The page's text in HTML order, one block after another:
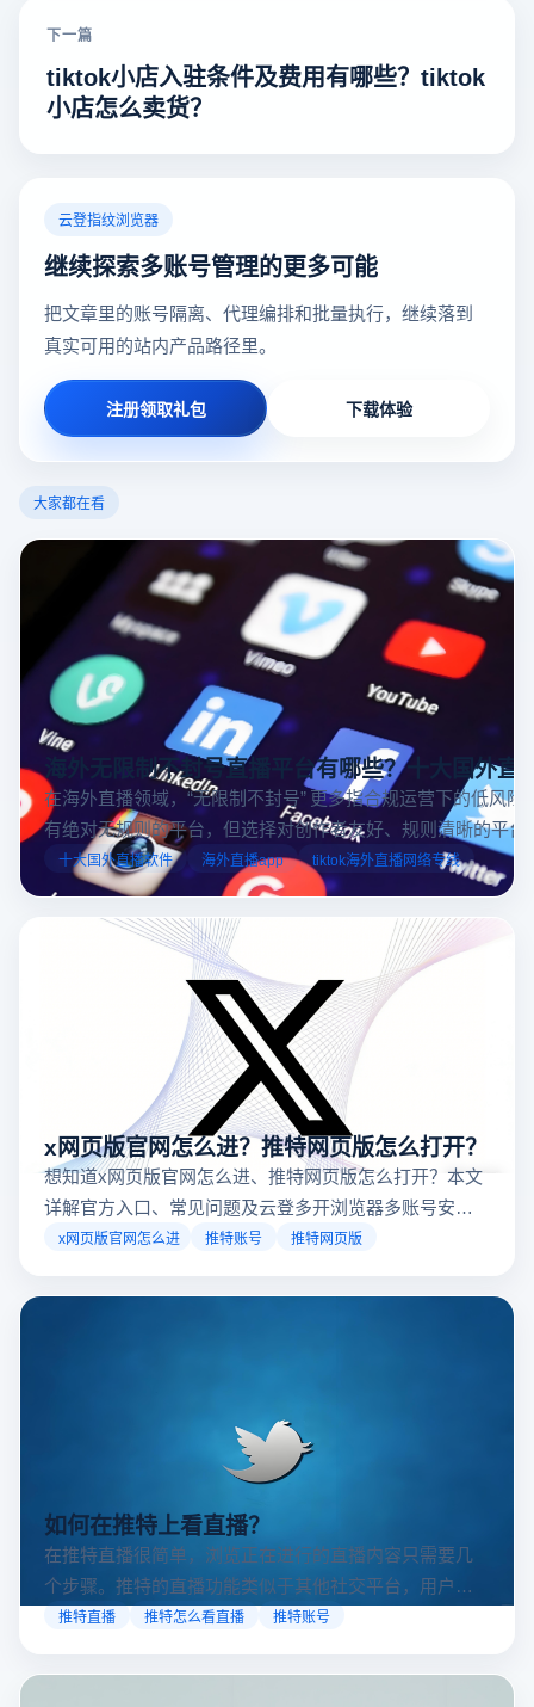
下一篇
tiktok小店入驻条件及费用有哪些？tiktok
小店怎么卖货？
云登指纹浏览器
继续探索多账号管理的更多可能
把文章里的账号隔离、代理编排和批量执行，继续落到
真实可用的站内产品路径里。
注册领取礼包 下载体验
大家都在看
海外无限制不封号直播平台有哪些？十大国外直
在海外直播领域，“无限制不封号” 更多指合规运营下的低风
有绝对无规则的平台，但选择对创作者友好、规则清晰的平台
业工具规避风险，能显著降低封号概率。以下推荐十大国外
台，并结合云登多开浏览器的功能，详解如何安全高效运营。
十大国外直播软件 海外直播app tiktok海外直播网络专线
x网页版官网怎么进？推特网页版怎么打开？
想知道x网页版官网怎么进、推特网页版怎么打开？本文
详解官方入口、常见问题及云登多开浏览器多账号安全
访问方案，助你稳定登录高效运营。
x网页版官网怎么进 推特账号 推特网页版
如何在推特上看直播？
在推特直播很简单，浏览正在进行的直播内容只需要几
个步骤。推特的直播功能类似于其他社交平台，用户可
以通过关注自己喜欢的账号、浏览话题标签或查看实时
可以随时随地参与实时互动，无论是关注新闻事件、休
推特直播 推特怎么看直播 推特账号